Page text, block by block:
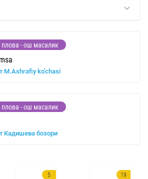
плова - ош масалик
M.Ashrafiy ko'chasi
плова - ош масалик
Кадишева бозори
5 19